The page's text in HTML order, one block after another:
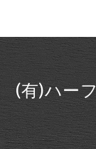
(有)ハー